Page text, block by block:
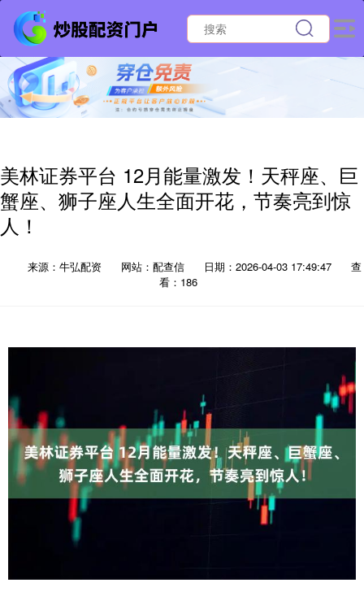
美林证券平台 12月能量激发！天秤座、巨
蟹座、狮子座人生全面开花，节奏亮到惊
人！
来源：牛弘配资 网站：配查信 日期：2026-04-03 17:49:47
查
看：186